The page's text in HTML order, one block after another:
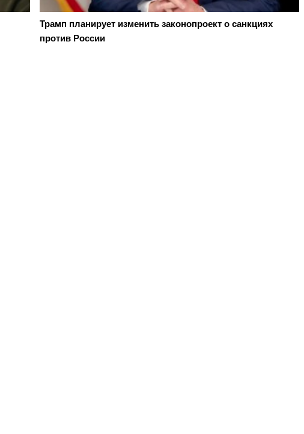
Трамп планирует изменить законопроект о санкциях
против России